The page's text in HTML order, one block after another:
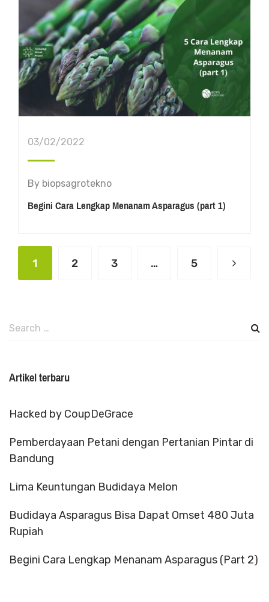
03/02/2022
By biopsagrotekno
Begini Cara Lengkap Menanam Asparagus (part 1)
1 2 3 … 5
Search
Artikel terbaru
Hacked by CoupDeGrace
Pemberdayaan Petani dengan Pertanian Pintar di
Bandung
Lima Keuntungan Budidaya Melon
Budidaya Asparagus Bisa Dapat Omset 480 Juta
Rupiah
Begini Cara Lengkap Menanam Asparagus (Part 2)